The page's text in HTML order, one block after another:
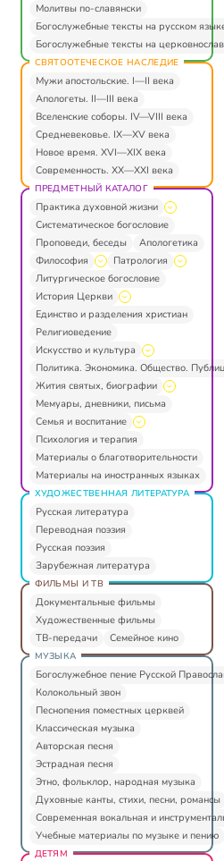
Молитвы по-славянски
Богослужебные тексты на русском
Богослужебные тексты на
СВЯТООТЕЧЕСКОЕ НАСЛЕДИЕ
Мужи апостольские. I—II века
Апологеты. II—III века
Вселенские соборы. IV—VIII века
Средневековье. IX—XV века
Новое время. XVI—XIX века
Современность. XX—XXI века
ПРЕДМЕТНЫЙ КАТАЛОГ
Практика духовной жизни
Систематическое богословие
Проповеди, беседы
Апологетика
Философия
Патрология
Литургическое богословие
История Церкви
Единство и разделения христиан
Религиоведение
Искусство и культура
Политика. Экономика. Общество.
Жития святых, биографии
Мемуары, дневники, письма
Семья и воспитание
Психология и терапия
Материалы о благотворительности
Материалы на иностранных языках
ХУДОЖЕСТВЕННАЯ ЛИТЕРАТУРА
Русская литература
Переводная поэзия
Русская поэзия
Зарубежная литература
ФИЛЬМЫ И ТВ
Документальные фильмы
Художественные фильмы
ТВ-передачи
Семейное кино
МУЗЫКА
Богослужебное пение Русской
Колокольный звон
Песнопения поместных церквей
Классическая музыка
Авторская песня
Эстрадная песня
Этно, фольклор, народная музыка
Духовные канты, стихи, песни, романсы
Современная вокальная и
Учебные материалы по музыке и пению
ДЕТЯМ